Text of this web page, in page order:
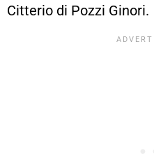
Citterio di Pozzi Ginori.